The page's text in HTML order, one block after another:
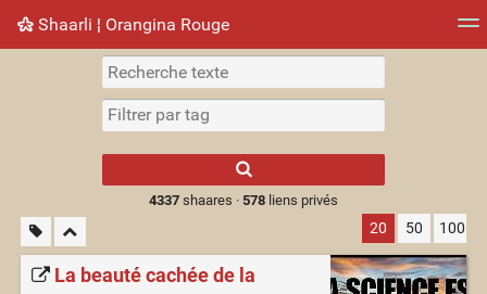
Shaarli ¦ Orangina Rouge
Nuage de tags Mur d'images
results.
4337shaares · 578liens privés
20 50 100
La beauté cachée de la